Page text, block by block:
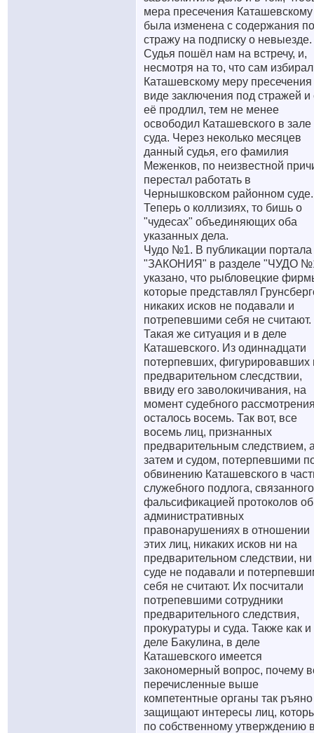
мера пресечения Каташевскому
была изменена с содержания
стражу на подписку о невыезде.
Судья пошёл нам на встречу, и,
несмотря на то, что сам избирал
Каташевскому меру пресечения
виде заключения под стражей и
её продлил, тем не менее
освободил Каташевского в зале
суда. Через неколько месяцев
данный судья, его фамилия
Меженков, по неизвестной
перестал работать в
Чернышковском районном суде.
Теперь о коллизиях, то бишь о
"чудесах" объединяющих оба
указанных дела.
Чудо №1. В публикации портала
"ЗАКОНИЯ" в разделе "ЧУДО
указано, что рыбловецкие
которые представлял
никаких исков не подавали и
потрепевшими себя не считают.
Такая же ситуация и в деле
Каташевского. Из одиннадцати
потерпевших, фигурировавших
предварительном слесдствии,
ввиду его заволокичивания, на
момент судебного
осталось восемь. Так вот, все
восемь лиц, признанных
предварительным следствием,
затем и судом, потерпевшими
обвинению Каташевского в
служебного подлога,
фальсификацией протоколов об
административных
правонарушениях в отношении
этих лиц, никаких исков ни на
предварительном следствии, ни
суде не подавали и
себя не считают. Их посчитали
потрепевшими сотрудники
предварительного следствия,
прокуратуры и суда. Также как и
деле Бакулина, в деле
Каташевского имеется
закономерный вопрос, почему
перечисленные выше
компетентные органы так ръяно
защищают интересы лиц,
по собственному утверждению